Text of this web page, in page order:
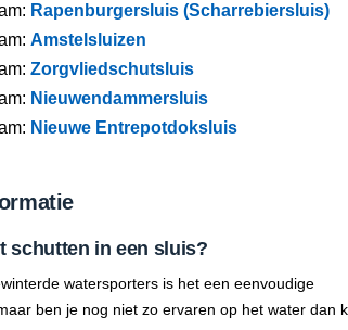
Rapenburgersluis (Scharrebiersluis)
Amstelsluizen
Zorgvliedschutsluis
Nieuwendammersluis
Nieuwe Entrepotdoksluis
schutten in een sluis?
watersporters is het een eenvoudige
ben je nog niet zo ervaren op het water dan